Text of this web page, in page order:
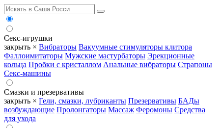
Секс-игрушки
закрыть × Вибраторы Вакуумные стимуляторы клитора
Фаллоимитаторы Мужские мастурбаторы Эрекционные
кольца Пробки с кристаллом Анальные вибраторы Страпоны
Секс-машины
Смазки и презервативы
закрыть × Гели, смазки, лубриканты Презервативы БАДы
возбуждающие Пролонгаторы Массаж Феромоны Средства
для ухода